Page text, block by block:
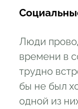
Люди
времени в
трудно
бы не был
одной из